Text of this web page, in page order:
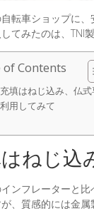
転車ショップに
てみたのは、TNI
of Contents
充填はねじ込み、仏式
利用してみて
ねじ込
ンフレーターと
、質感的には金属